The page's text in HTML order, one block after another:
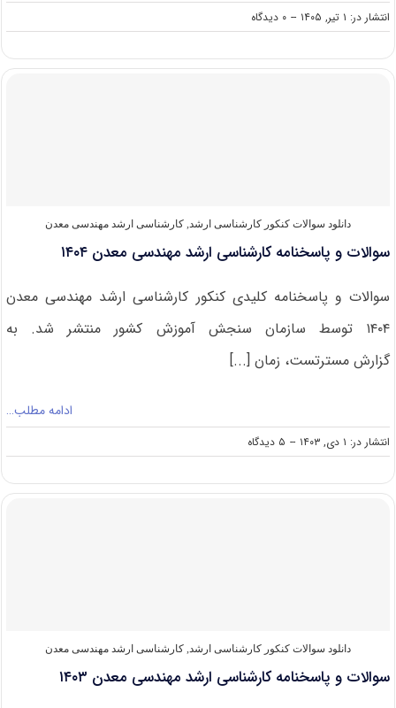
انتشار در: ۱ تیر, ۱۴۰۵ -- ۰ دیدگاه
on
سوالات
پاسخنامه
دانلود سوالات کنکور کارشناسی ارشد, کارشناسی ارشد مهندسی معدن
سوالات و پاسخنامه کارشناسی ارشد مهندسی معدن ۱۴۰۴
سوالات و پاسخنامه کلیدی کنکور کارشناسی ارشد مهندسی معدن
۱۴۰۴ توسط سازمان سنجش آموزش کشور منتشر شد. به
گزارش مسترتست، زمان [...]
ادامه مطلب…
انتشار در: ۱ دی, ۱۴۰۳ -- ۵ دیدگاه
on
سوالات
پاسخنامه
دانلود سوالات کنکور کارشناسی ارشد, کارشناسی ارشد مهندسی معدن
سوالات و پاسخنامه کارشناسی ارشد مهندسی معدن ۱۴۰۳